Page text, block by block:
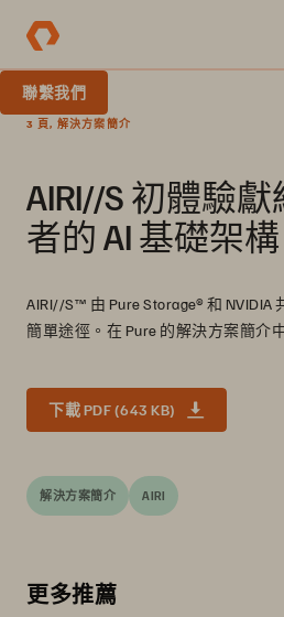
聯繫我們
3 頁, 解決方案簡介
AIRI//S 初體驗
者的 AI 基礎架構
AIRI//S™ 由 Pure Storage® 和 NVIDIA
簡單途徑。在 Pure 的解決方案簡介
下載 PDF (643 KB)
解決方案簡介 AIRI
更多推薦